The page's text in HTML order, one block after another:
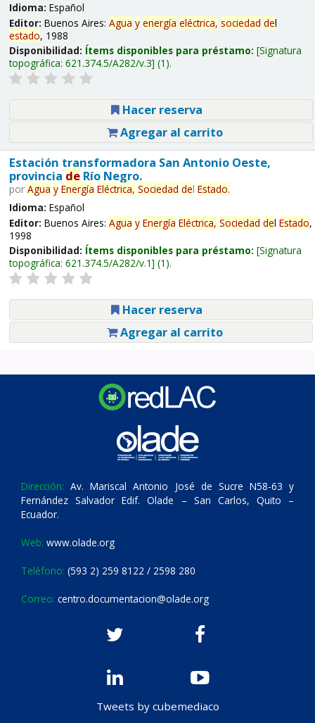
Idioma: Español
Editor: Buenos Aires: Agua y energía eléctrica, sociedad del
estado, 1988
Disponibilidad: Ítems disponibles para préstamo: Signatura
topográfica: 621.374.5/A282/v.3 (1).
Hacer reserva
Agregar al carrito
Estación transformadora San Antonio Oeste,
provincia deRío Negro.
por Agua y Energía Eléctrica, Sociedad del Estado.
Idioma: Español
Editor: Buenos Aires: Agua y Energía Eléctrica, Sociedad del Estado,
1998
Disponibilidad: Ítems disponibles para préstamo: Signatura
topográfica: 621.374.5/A282/v.1 (1).
Hacer reserva
Agregar al carrito
Dirección: Av. Mariscal Antonio José de Sucre N58-63 y
Fernández Salvador Edif. Olade – San Carlos, Quito –
Ecuador.
Web: www.olade.org
Teléfono: (593 2) 259 8122 / 2598 280
Correo: centro.documentacion@olade.org
Tweets by cubemediaco